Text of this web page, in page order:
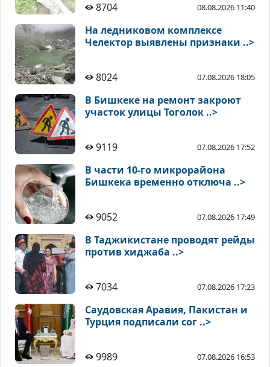
8704 08.08.2026 11:40
На ледниковом комплексе
Челектор выявлены признаки ..>
8024 07.08.2026 18:05
В Бишкеке на ремонт закроют
участок улицы Тоголок ..>
9119 07.08.2026 17:52
В части 10-го микрорайона
Бишкека временно отключа ..>
9052 07.08.2026 17:49
В Таджикистане проводят рейды
против хиджаба ..>
7034 07.08.2026 17:23
Саудовская Аравия, Пакистан и
Турция подписали сог ..>
9989 07.08.2026 16:53